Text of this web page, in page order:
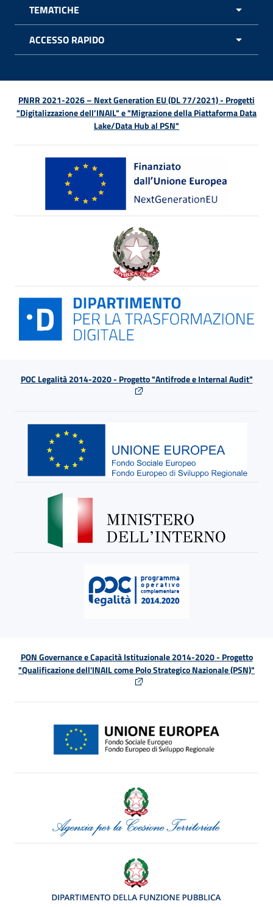
TEMATICHE
ACCESSO RAPIDO
PNRR 2021-2026 – Next Generation EU (DL 77/2021) - Progetti
"Digitalizzazione dell’INAIL" e "Migrazione della Piattaforma Data
Lake/Data Hub al PSN"
POC Legalità 2014-2020 - Progetto "Antifrode e Internal Audit"
PON Governance e Capacità Istituzionale 2014-2020 - Progetto
"Qualificazione dell'INAIL come Polo Strategico Nazionale (PSN)"